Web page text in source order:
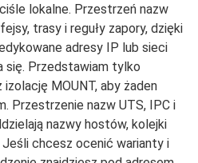
lokalne. Przestrzeń nazw
trasy i reguły zapory, dzięki
adresy IP lub sieci
się. Przedstawiam tylko
MOUNT, aby żaden
Przestrzenie nazw UTS, IPC i
nazwy hostów, kolejki
chcesz ocenić warianty i